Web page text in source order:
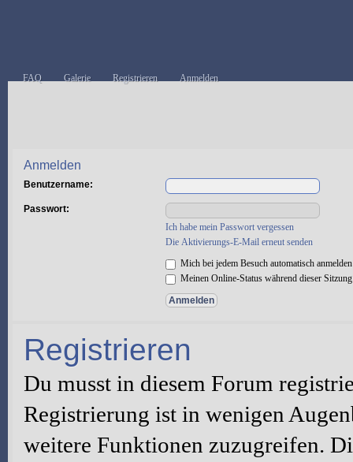
FAQ Galerie Registrieren Anmelden
Anmelden
Benutzername:
Passwort:
Ich habe mein Passwort vergessen
Die Aktivierungs-E-Mail erneut senden
Mich bei jedem Besuch automatisch anmelden
Meinen Online-Status während dieser
Registrieren
Du musst in diesem Forum
Registrierung ist in wenigen
weitere Funktionen zuzugreifen.